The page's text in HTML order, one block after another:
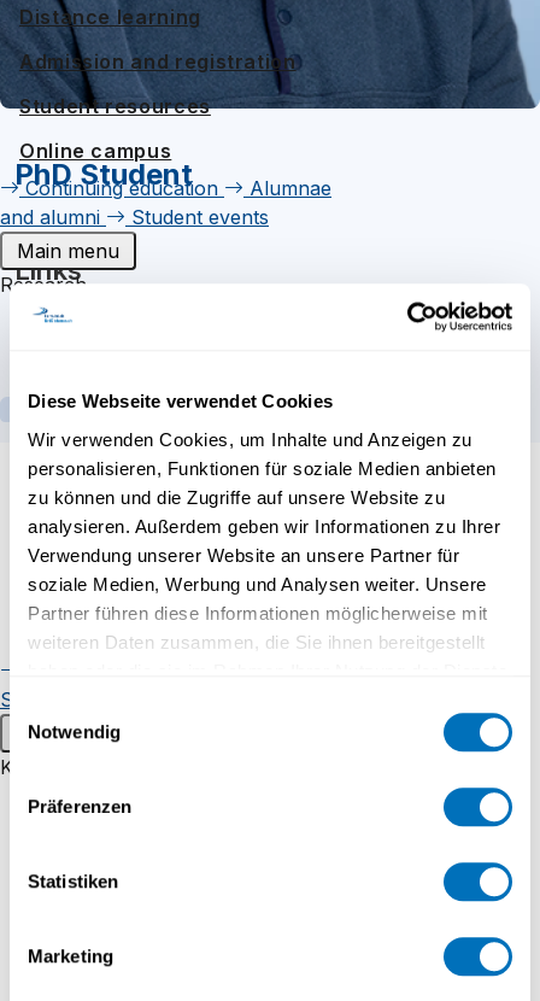
Diese Webseite verwendet Cookies
Wir verwenden Cookies, um Inhalte und Anzeigen zu
personalisieren, Funktionen für soziale Medien anbieten
zu können und die Zugriffe auf unsere Website zu
analysieren. Außerdem geben wir Informationen zu Ihrer
Verwendung unserer Website an unsere Partner für
soziale Medien, Werbung und Analysen weiter. Unsere
Partner führen diese Informationen möglicherweise mit
weiteren Daten zusammen, die Sie ihnen bereitgestellt
Einwilligungsauswahl
Notwendig
Präferenzen
Statistiken
Marketing
Distance learning
Admission and registration
Student resources
Online campus
Continuing education
Alumnae
and alumni
Student events
Main menu
Research
Research groups
Inaugural lectures
Research campus Brig
Our commitment for science
Research in Focus
International collaborations
Early-career researchers
Scientific events
Main menu
Knowledge Transfer
For children and young people
Corporate training
PhD Student
Links
E-Mail
Research Teaching
Research groups
Faculty of Mathematics and Computer Science